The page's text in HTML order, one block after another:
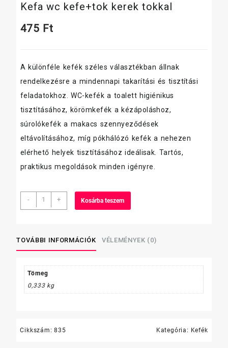
Kefa wc kefe+tok kerek tokkal
475 Ft
A különféle kefék széles választékban állnak
rendelkezésre a mindennapi takarítási és tisztítási
feladatokhoz. WC-kefék a toalett higiénikus
tisztításához, körömkefék a kézápoláshoz,
súrolókefék a makacs szennyeződések
eltávolításához, míg pókhálózó kefék a nehezen
elérhető helyek tisztításához ideálisak. Tartós,
praktikus megoldások minden igényre.
-
Kefa
wc
tokkal
mennyiség
+ Kosárba teszem
TOVÁBBI INFORMÁCIÓK VÉLEMÉNYEK (0)
Tömeg
0,333 kg
Cikkszám:835 Kategória: Kefék